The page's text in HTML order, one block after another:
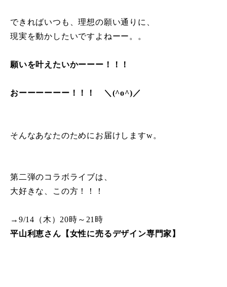
できればいつも、理想の願い通りに、
現実を動かしたいですよねーー。。
願いを叶えたいかーーー！！！
おーーーーーー！！！ ＼(^o^)／
そんなあなたのためにお届けしますw。
第二弾のコラボライブは、
大好きな、この方！！！
→9/14（木）20時～21時
平山利恵さん【女性に売るデザイン専門家】